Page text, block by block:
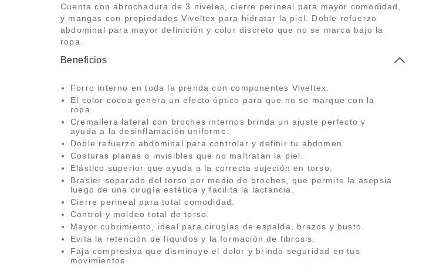
Cuenta con abrochadura de 3 niveles, cierre perineal para mayor comodidad,
y mangas con propiedades Viveltex para hidratar la piel. Doble refuerzo
abdominal para mayor definición y color discreto que no se marca bajo la
ropa.
Beneficios
Forro interno en toda la prenda con componentes Viveltex.
El color cocoa genera un efecto óptico para que no se marque con la
ropa.
Cremallera lateral con broches internos brinda un ajuste perfecto y
ayuda a la desinflamación uniforme.
Doble refuerzo abdominal para controlar y definir tu abdomen.
Costuras planas o invisibles que no maltratan la piel.
Elástico superior que ayuda a la correcta sujeción en torso.
Brasier separado del torso por medio de broches, que permite la asepsia
luego de una cirugía estética y facilita la lactancia.
Cierre perineal para total comodidad.
Control y moldeo total de torso.
Mayor cubrimiento, ideal para cirugías de espalda, brazos y busto.
Evita la retención de líquidos y la formación de fibrosis.
Faja compresiva que disminuye el dolor y brinda seguridad en tus
movimientos.